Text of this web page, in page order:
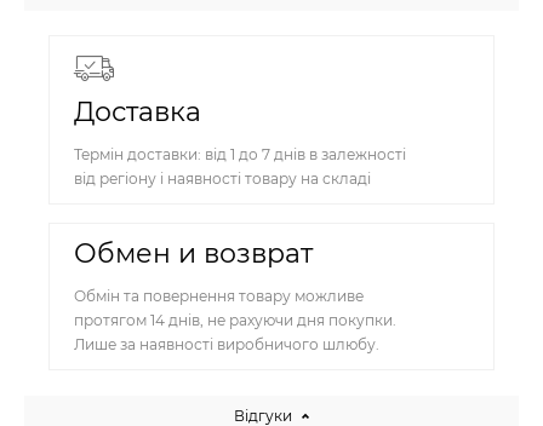
Доставка
Термін доставки: від 1 до 7 днів в залежності
від регіону і наявності товару на складі
Обмен и возврат
Обмін та повернення товару можливе
протягом 14 днів, не рахуючи дня покупки.
Лише за наявності виробничого шлюбу.
Відгуки